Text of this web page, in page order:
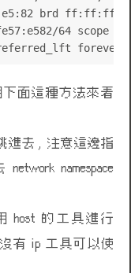
brd
64 scope
forever
面這種方法來看
進去 , 注意這邊指
namespace
host 的工具進行
有 ip 工具可以使